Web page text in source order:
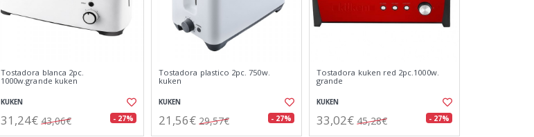
Tostadora blanca 2pc.
1000w.grande kuken
KUKEN
31,24€ 43,06€ - 27%
Tostadora plastico 2pc. 750w.
kuken
KUKEN
21,56€ 29,57€ - 27%
Tostadora kuken red 2pc.1000w.
grande
KUKEN
33,02€ 45,28€ - 27%